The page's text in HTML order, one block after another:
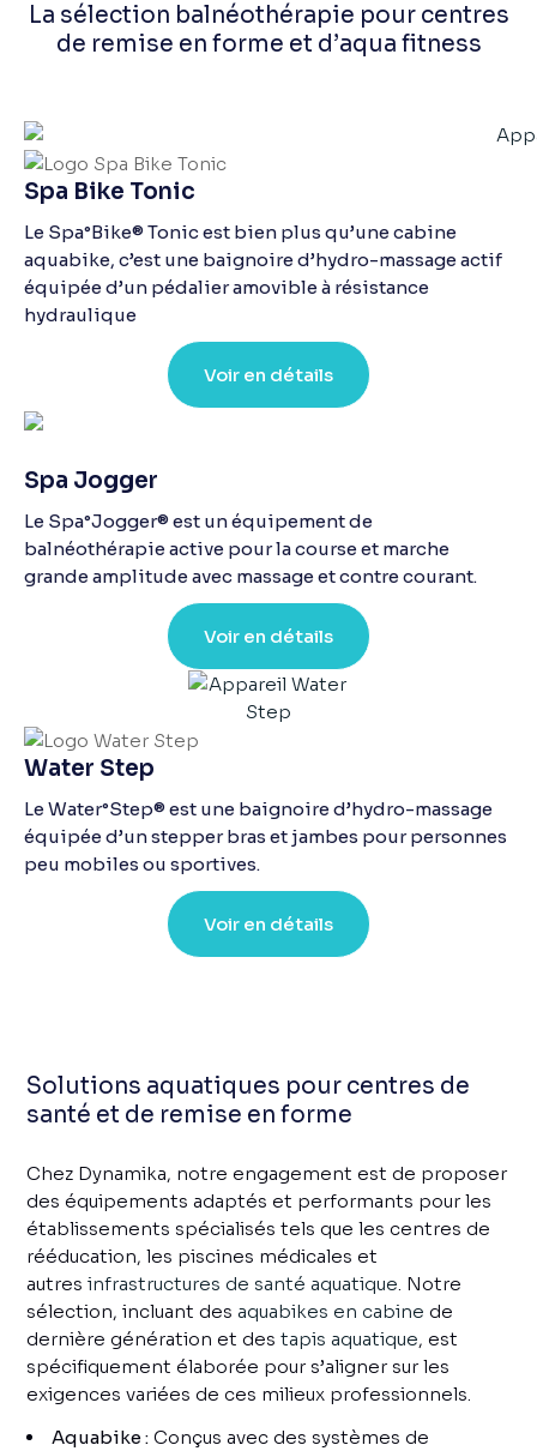
La sélection balnéothérapie pour centres
de remise en forme et d’aqua fitness
Spa Bike Tonic
Le Spa°Bike® Tonic est bien plus qu’une cabine
aquabike, c’est une baignoire d’hydro-massage actif
équipée d’un pédalier amovible à résistance
hydraulique
Voir en détails
Spa Jogger
Le Spa°Jogger® est un équipement de
balnéothérapie active pour la course et marche
grande amplitude avec massage et contre courant.
Voir en détails
Water Step
Le Water°Step® est une baignoire d’hydro-massage
équipée d’un stepper bras et jambes pour personnes
peu mobiles ou sportives.
Voir en détails
Solutions aquatiques pour centres de
santé et de remise en forme
Chez Dynamika, notre engagement est de proposer
des équipements adaptés et performants pour les
établissements spécialisés tels que les centres de
rééducation, les piscines médicales et
autresinfrastructures de santé aquatique. Notre
sélection, incluant desaquabikes en cabine de
dernière génération et destapis aquatique, est
spécifiquement élaborée pour s’aligner sur les
exigences variées de ces milieux professionnels.
Aquabike : Conçus avec des systèmes de